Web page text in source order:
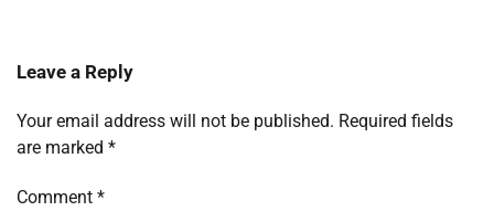
Leave a Reply
Your email address will not be published. Required fields
are marked *
Comment *